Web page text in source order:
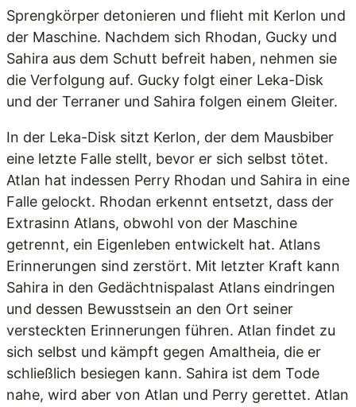
Sprengkörper detonieren und flieht mit Kerlon und
der Maschine. Nachdem sich Rhodan, Gucky und
Sahira aus dem Schutt befreit haben, nehmen sie
die Verfolgung auf. Gucky folgt einer Leka-Disk
und der Terraner und Sahira folgen einem Gleiter.
In der Leka-Disk sitzt Kerlon, der dem Mausbiber
eine letzte Falle stellt, bevor er sich selbst tötet.
Atlan hat indessen Perry Rhodan und Sahira in eine
Falle gelockt. Rhodan erkennt entsetzt, dass der
Extrasinn Atlans, obwohl von der Maschine
getrennt, ein Eigenleben entwickelt hat. Atlans
Erinnerungen sind zerstört. Mit letzter Kraft kann
Sahira in den Gedächtnispalast Atlans eindringen
und dessen Bewusstsein an den Ort seiner
versteckten Erinnerungen führen. Atlan findet zu
sich selbst und kämpft gegen Amaltheia, die er
schließlich besiegen kann. Sahira ist dem Tode
nahe, wird aber von Atlan und Perry gerettet. Atlan